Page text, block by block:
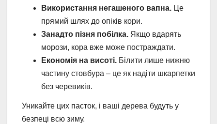
Використання негашеного вапна. Це
прямий шлях до опіків кори.
Занадто пізня побілка. Якщо вдарять
морози, кора вже може постраждати.
Економія на висоті. Білити лише нижню
частину стовбура – це як надіти шкарпетки
без черевиків.
Уникайте цих пасток, і ваші дерева будуть у
безпеці всю зиму.